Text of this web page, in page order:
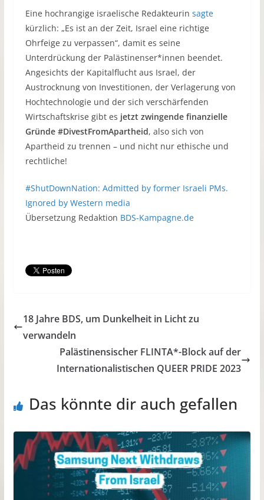
Eine hochrangige israelische Redakteurin sagte
kürzlich: „Es ist an der Zeit, Israel eine richtige
Ohrfeige zu verpassen“, damit es seine
Unterdrückung der Palästinenser*innen beendet.
Angesichts der Kapitalflucht aus Israel, der
Austrocknung von Investitionen, der Verlagerung von
Hochtechnologie und der sich verschärfenden
Wirtschaftskrise gibt es jetzt zwingende finanzielle
Gründe #DivestFromApartheid, also sich von
Apartheid zu trennen – und nicht nur ethische und
rechtliche!
#ShutDownNation: Admitted by former Israeli PMs.
Ignored by Western media
Übersetzung Redaktion BDS-Kampagne.de
18 Jahre BDS, um Dunkelheit in Licht zu
verwandeln
Palästinensischer FLINTA*-Block auf der
Internationalistischen QUEER PRIDE 2023
Das könnte dir auch gefallen